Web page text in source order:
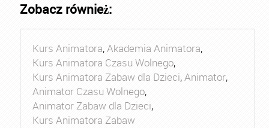
Zobacz również:
Kurs Animatora,Akademia Animatora,
Kurs Animatora Czasu Wolnego,
Kurs Animatora Zabaw dla Dzieci,Animator,
Animator Czasu Wolnego,
Animator Zabaw dla Dzieci,
Kurs Animatora Zabaw